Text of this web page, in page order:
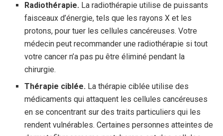
Radiothérapie. La radiothérapie utilise de puissants
faisceaux d’énergie, tels que les rayons X et les
protons, pour tuer les cellules cancéreuses. Votre
médecin peut recommander une radiothérapie si tout
votre cancer n’a pas pu être éliminé pendant la
chirurgie.
Thérapie ciblée. La thérapie ciblée utilise des
médicaments qui attaquent les cellules cancéreuses
en se concentrant sur des traits particuliers qui les
rendent vulnérables. Certaines personnes atteintes de